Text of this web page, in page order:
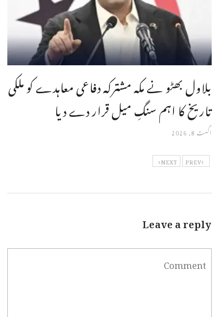
بلاول بھٹو نے مکہ مشترکہ دفاعی معاہدے کو ملکی
تاریخ کا اہم سنگِ میل قرار دے دیا
اگست 8, 2026
PREV
NEXT
Leave a reply